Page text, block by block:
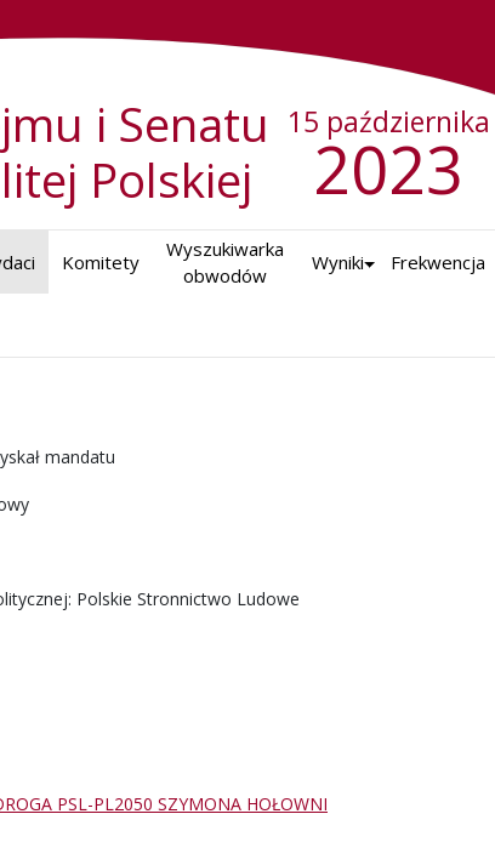
i Senatu
Polskiej
2023
15 października
Komitety
Wyszukiwarka
obwodów
Wyniki Frekwencja
mandatu
Polskie Stronnictwo Ludowe
PSL-PL2050 SZYMONA HOŁOWNI